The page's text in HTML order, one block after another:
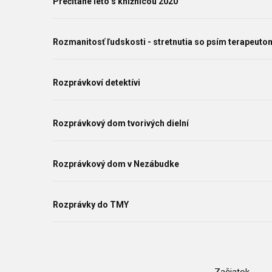
Rozmanitosť ľudskosti - stretnutia so psím
Rozprávkoví detektívi
Rozprávkový dom tvorivých dielní
Rozprávkový dom v Nezábudke
Rozprávky do TMY